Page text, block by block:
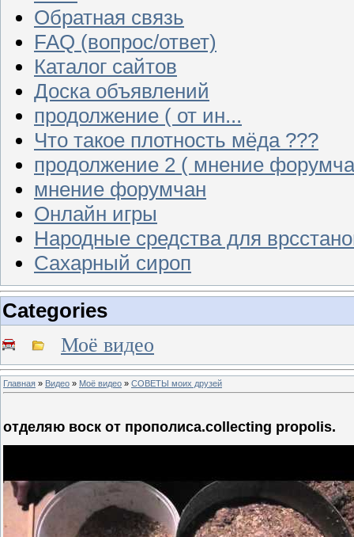
Обратная связь
FAQ (вопрос/ответ)
Каталог сайтов
Доска объявлений
продолжение ( от ин...
Что такое плотность мёда ???
продолжение 2 ( мнение
мнение форумчан
Онлайн игры
Народные средства для
Сахарный сироп
Categories
Моё видео
Главная » Видео » Моё видео » СОВЕТЫ моих друзей
отделяю воск от прополиса.collecting propolis.